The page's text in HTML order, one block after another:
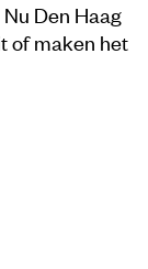
Den Haag
of maken het